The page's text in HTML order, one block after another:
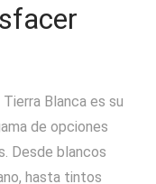
Blanca es su
de opciones
Desde blancos
hasta tintos